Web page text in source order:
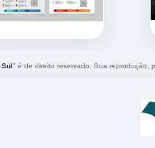
" é de direito reservado. Sua reprodução,